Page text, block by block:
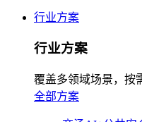
行业方案
行业方案
覆盖多领域场景，按
全部方案